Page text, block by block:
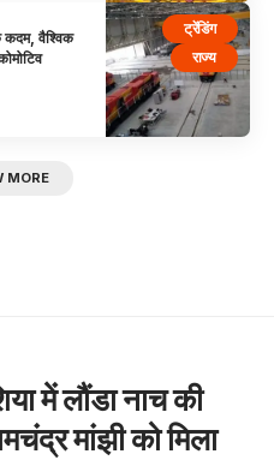
ट्रेंडिंग
राज्य
कदम, वैश्विक
MORE
में लौंडा नाच की
मांझी को मिला